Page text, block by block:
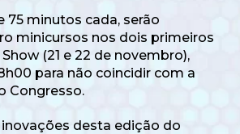
75 minutos cada, serão
minicursos nos dois primeiros
(21 e 22 de novembro),
para não coincidir com a
Congresso.
inovações desta edição do